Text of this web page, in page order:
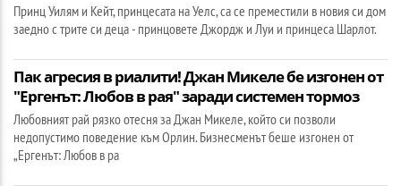
Принц Уилям и Кейт, принцесата на Уелс, са се преместили в новия си дом
заедно с трите си деца - принцовете Джордж и Луи и принцеса Шарлот.
Пак агресия в риалити! Джан Микеле бе изгонен от
"Ергенът: Любов в рая" заради системен тормоз
Любовният рай рязко отесня за Джан Микеле, който си позволи
недопустимо поведение към Орлин. Бизнесменът беше изгонен от
„Ергенът: Любов в ра